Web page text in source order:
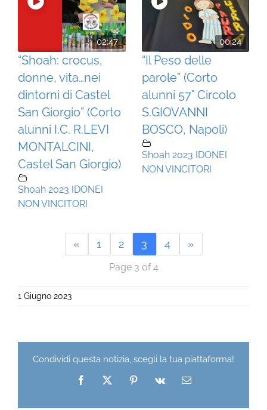
02:47
“Shoah: crocus,
donne, vita…nei
dintorni di Castel
San Giorgio” (Corto
alunni I.C. R.LEVI
MONTALCINI,
Castel San Giorgio)
Shoah 2023 IDONEI
NON VINCITORI
00:24
“Il Peso delle
parole” (Corto
alunni 57° Circolo
S.GIOVANNI
BOSCO, Napoli)
Shoah 2023 IDONEI
NON VINCITORI
« 1 2 3 4 »
Page 3 of 4
1 Giugno 2023
Condividi questa notizia, scegli la tua piattaforma!
Facebook
X Pinterest
Vk Email